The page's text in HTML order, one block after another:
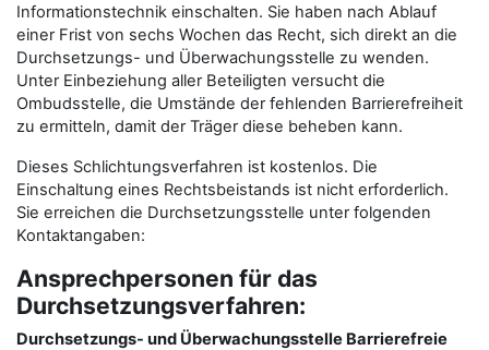
Informationstechnik einschalten. Sie haben nach Ablauf
einer Frist von sechs Wochen das Recht, sich direkt an die
Durchsetzungs- und Überwachungsstelle zu wenden.
Unter Einbeziehung aller Beteiligten versucht die
Ombudsstelle, die Umstände der fehlenden Barrierefreiheit
zu ermitteln, damit der Träger diese beheben kann.
Dieses Schlichtungsverfahren ist kostenlos. Die
Einschaltung eines Rechtsbeistands ist nicht erforderlich.
Sie erreichen die Durchsetzungsstelle unter folgenden
Kontaktangaben:
Ansprechpersonen für das
Durchsetzungsverfahren:
Durchsetzungs- und Überwachungsstelle Barrierefreie